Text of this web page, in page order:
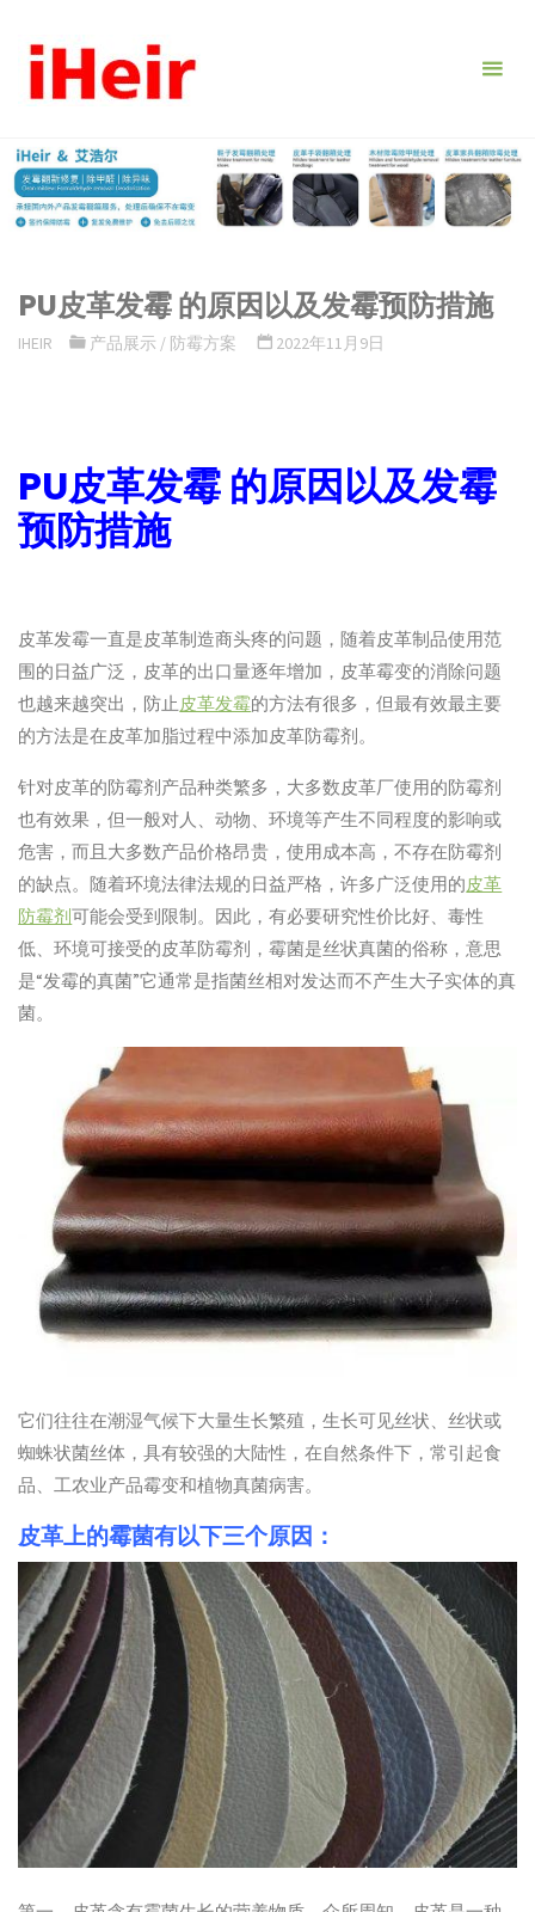
容。
PU皮革发霉 的原因以及发霉预防措施
IHEIR 产品展示 / 防霉方案 2022年11月9日
PU皮革发霉 的原因以及发霉
预防措施
皮革发霉一直是皮革制造商头疼的问题，随着皮革制品使用范
围的日益广泛，皮革的出口量逐年增加，皮革霉变的消除问题
也越来越突出，防止皮革发霉的方法有很多，但最有效最主要
的方法是在皮革加脂过程中添加皮革防霉剂。
针对皮革的防霉剂产品种类繁多，大多数皮革厂使用的防霉剂
也有效果，但一般对人、动物、环境等产生不同程度的影响或
危害，而且大多数产品价格昂贵，使用成本高，不存在防霉剂
的缺点。随着环境法律法规的日益严格，许多广泛使用的皮革
防霉剂可能会受到限制。因此，有必要研究性价比好、毒性
低、环境可接受的皮革防霉剂，霉菌是丝状真菌的俗称，意思
是“发霉的真菌”它通常是指菌丝相对发达而不产生大子实体的真
菌。
它们往往在潮湿气候下大量生长繁殖，生长可见丝状、丝状或
蜘蛛状菌丝体，具有较强的大陆性，在自然条件下，常引起食
品、工农业产品霉变和植物真菌病害。
皮革上的霉菌有以下三个原因：